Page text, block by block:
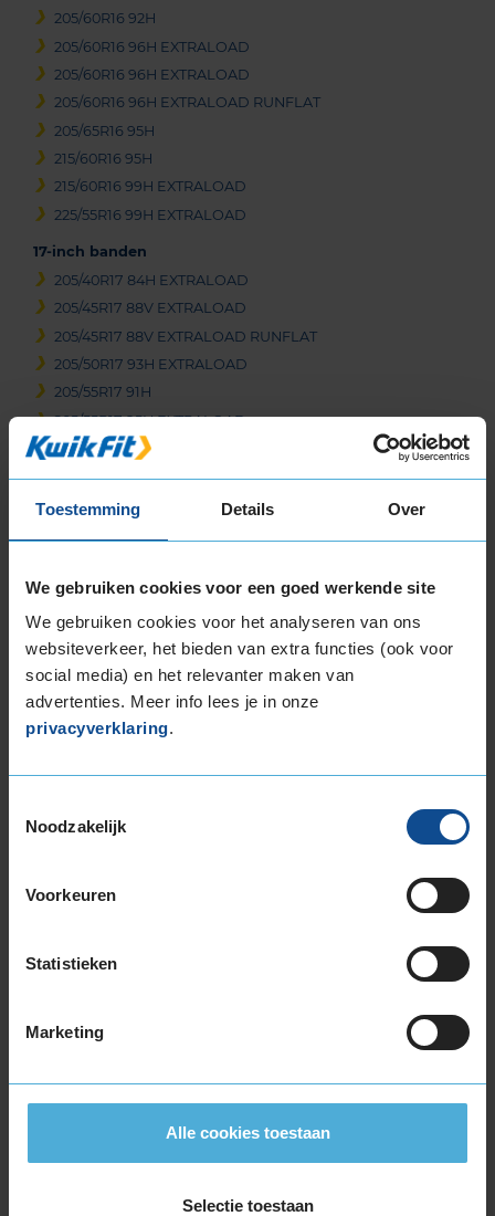
Toestemming Details Over
We gebruiken cookies voor een goed werkende site
We gebruiken cookies voor het analyseren van ons
websiteverkeer, het bieden van extra functies (ook voor
social media) en het relevanter maken van
advertenties. Meer info lees je in onze
privacyverklaring.
Noodzakelijk
Voorkeuren
Statistieken
Marketing
Alle cookies toestaan
Selectie toestaan
205/60R16 92H
205/60R16 96H EXTRALOAD
205/60R16 96H EXTRALOAD
205/60R16 96H EXTRALOAD RUNFLAT
205/65R16 95H
215/60R16 95H
215/60R16 99H EXTRALOAD
225/55R16 99H EXTRALOAD
17-inch banden
205/40R17 84H EXTRALOAD
205/45R17 88V EXTRALOAD
205/45R17 88V EXTRALOAD RUNFLAT
205/50R17 93H EXTRALOAD
205/55R17 91H
205/55R17 95H EXTRALOAD
205/60R17 93H
215/45R17 91H EXTRALOAD
215/50R17 95V EXTRALOAD
215/65R17 99H
225/45R17 91H
225/45R17 91H RUNFLAT
225/45R17 91H RUNFLAT
225/45R17 94H EXTRALOAD
225/45R17 94V EXTRALOAD
225/50R17 98H EXTRALOAD
225/50R17 98H EXTRALOAD RUNFLAT
225/55R17 97H
225/55R17 97H RUNFLAT
245/45R17 99V EXTRALOAD